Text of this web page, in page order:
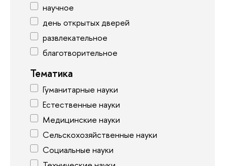
научное
день открытых дверей
развлекательное
благотворительное
Тематика
Гуманитарные науки
Естественные науки
Медицинские науки
Сельскохозяйственные науки
Социальные науки